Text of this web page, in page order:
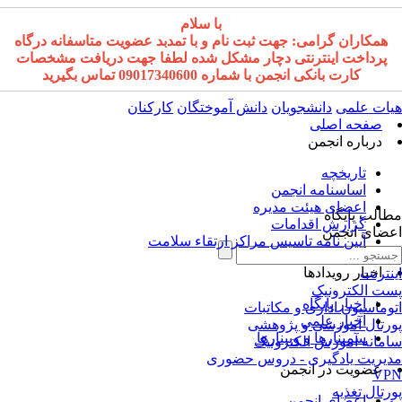
با سلام
همکاران گرامی: جهت ثبت نام و با تمدبد عضویت متاسفانه درگاه
پرداخت اینترنتی دچار مشکل شده لطفا جهت دریافت مشخصات
کارت بانکی انجمن با شماره 09017340600 تماس بگیرید
علمی دانشجویان دانش آموختگان کارکنان
صفحه اصلی
درباره انجمن
تاریخچه
اساسنامه انجمن
اعضای هیئت مدیره
گزارش اقدامات
آیین نامه تاسیس مراکز ارتقاء سلامت
اخبار رویدادها
اخبار پایگاه
اخبار علمی
سمینارها و وبینارها
عضویت در انجمن
پایگاه
انجمن
الکترونیک
اداری و مکاتبات
آموزشی و پژوهشی
آموزش الکترونیک
یادگیری - دروس حضوری
تغذیه